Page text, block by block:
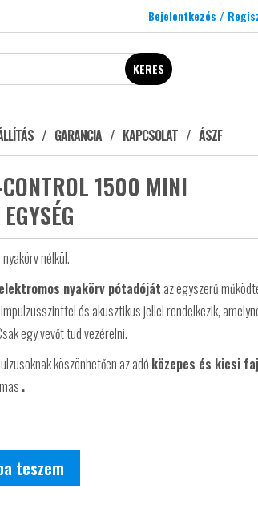
Bejelentkezés /
KERES
GARANCIA KAPCSOLAT ÁSZF
1500 MINI
nélkül.
nyakörv pótadóját az egyszerű
és akusztikus jellel rendelkezik,
egy vevőt tud vezérelni.
köszönhetően az adó közepes és kicsi
.
teszem